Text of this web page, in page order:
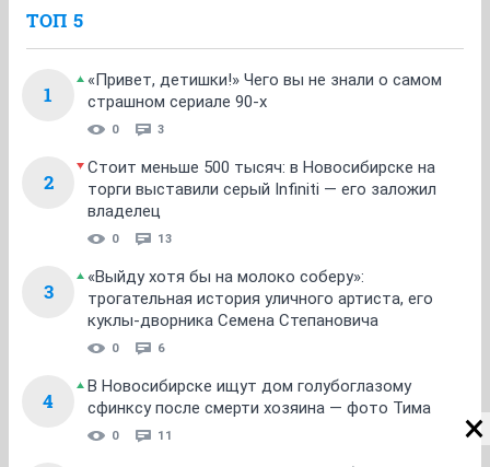
ТОП 5
1
«Привет, детишки!» Чего вы не знали о самом
страшном сериале 90-х
0 3
2
Стоит меньше 500 тысяч: в Новосибирске на
торги выставили серый Infiniti — его заложил
владелец
0 13
3
«Выйду хотя бы на молоко соберу»:
трогательная история уличного артиста, его
куклы-дворника Семена Степановича
0 6
4
В Новосибирске ищут дом голубоглазому
сфинксу после смерти хозяина — фото Тима
0 11